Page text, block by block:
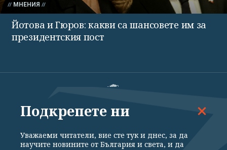
МНЕНИЯ
Йотова и Гюров: какви са шансовете им за
президентския пост
СПОРТ КУЛТУРА ТЕХНОЛОГИИ КАЛЕЙДОСКОП
Подкрепете ни
Уважаеми читатели, вие сте тук и днес, за да
научите новините от България и света, и да